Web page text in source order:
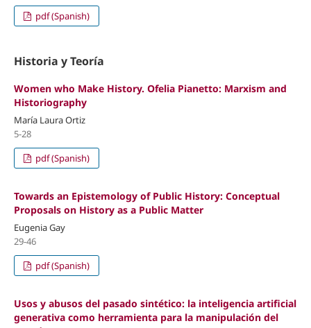
pdf (Spanish)
Historia y Teoría
Women who Make History. Ofelia Pianetto: Marxism and
Historiography
María Laura Ortiz
5-28
pdf (Spanish)
Towards an Epistemology of Public History: Conceptual
Proposals on History as a Public Matter
Eugenia Gay
29-46
pdf (Spanish)
Usos y abusos del pasado sintético: la inteligencia artificial
generativa como herramienta para la manipulación del